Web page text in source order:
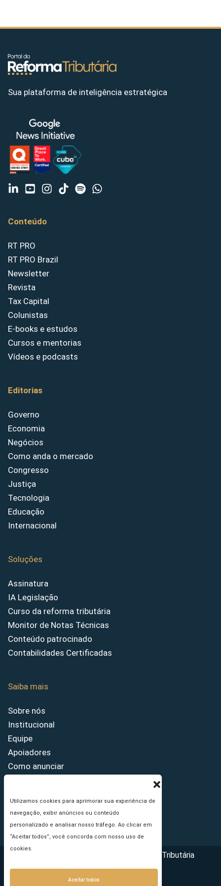
Utilizamos cookies para aprimorar sua experiência de
navegação, exibir anúncios ou conteúdo
personalizado e analisar nosso tráfego. Ao clicar em
“Aceitar todos”, você concorda com nosso uso de
cookies.
Aceitar todos
Sua plataforma de inteligência estratégica
Conteúdo
RT PRO
RT PRO Brazil
Newsletter
Revista
Tax Capital
Colunistas
E-books e estudos
Cursos e mentorias
Vídeos e podcasts
Editorias
Governo
Economia
Negócios
Como anda o mercado
Congresso
Justiça
Tecnologia
Educação
Internacional
Soluções
Assinatura
IA Legislação
Curso da reforma tributária
Monitor de Notas Técnicas
Conteúdo patrocinado
Contabilidades Certificadas
Saiba mais
Sobre nós
Institucional
Equipe
Apoiadores
Como anunciar
Princípios Editoriais
Copyright © 2026 - Portal da Reforma Tributária